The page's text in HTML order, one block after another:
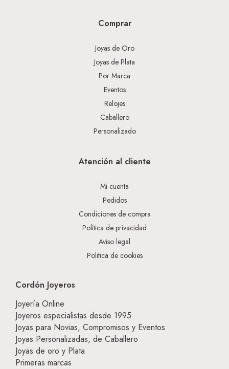
Comprar
Joyas de Oro
Joyas de Plata
Por Marca
Eventos
Relojes
Caballero
Personalizado
Atención al cliente
Mi cuenta
Pedidos
Condiciones de compra
Política de privacidad
Aviso legal
Politica de cookies
Cordón Joyeros
Joyería Online
Joyeros especialistas desde 1995
Joyas para Novias, Compromisos y Eventos
Joyas Personalizadas, de Caballero
Joyas de oro y Plata
Primeras marcas